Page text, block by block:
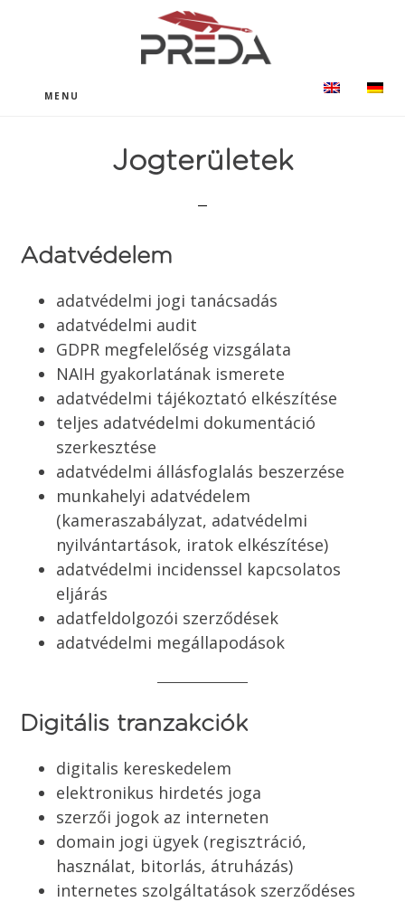
MENU
Jogterületek
Adatvédelem
adatvédelmi jogi tanácsadás
adatvédelmi audit
GDPR megfelelőség vizsgálata
NAIH gyakorlatának ismerete
adatvédelmi tájékoztató elkészítése
teljes adatvédelmi dokumentáció
szerkesztése
adatvédelmi állásfoglalás beszerzése
munkahelyi adatvédelem
(kameraszabályzat, adatvédelmi
nyilvántartások, iratok elkészítése)
adatvédelmi incidenssel kapcsolatos
eljárás
adatfeldolgozói szerződések
adatvédelmi megállapodások
Digitális tranzakciók
digitalis kereskedelem
elektronikus hirdetés joga
szerzői jogok az interneten
domain jogi ügyek (regisztráció,
használat, bitorlás, átruházás)
internetes szolgáltatások szerződéses